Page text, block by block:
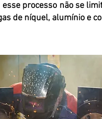
processo não se
de níquel, alumínio e